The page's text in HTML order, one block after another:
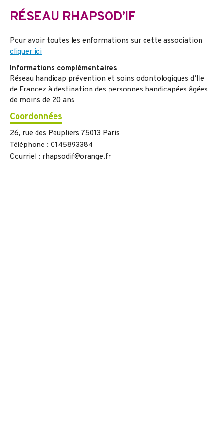
RÉSEAU RHAPSOD’IF
Pour avoir toutes les enformations sur cette association
cliquer ici
Informations complémentaires
Réseau handicap prévention et soins odontologiques d’Ile
de Francez à destination des personnes handicapées âgées
de moins de 20 ans
Coordonnées
26, rue des Peupliers 75013 Paris
Téléphone : 0145893384
Courriel : rhapsodif@orange.fr